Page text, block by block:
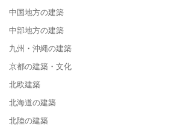
中国地方の建築
中部地方の建築
九州・沖縄の建築
京都の建築・文化
北欧建築
北海道の建築
北陸の建築